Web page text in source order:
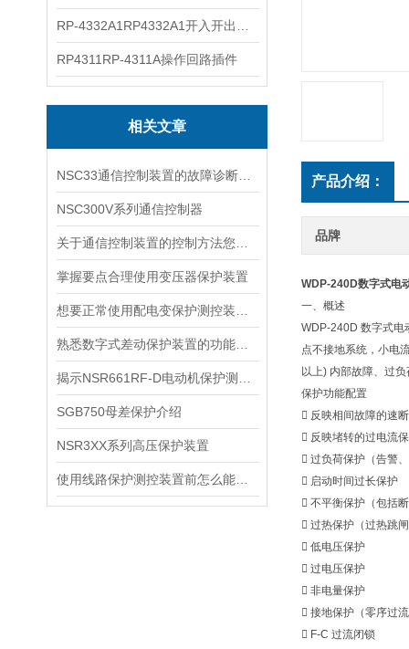
RP4311RP-4311A操作回路插件
相关文章
NSC300V系列通信控制器
掌握要点合理使用变压器保护装置
SGB750母差保护介绍
NSR3XX系列高压保护装置
产品介绍：
品牌
WDP-240D数字式电
一、概述
WDP-240D 数字式电
点不接地系统，小电
以上) 内部故障、过
保护功能配置
 反映相间故障的速
 反映堵转的过电流
 过负荷保护（告警
 启动时间过长保护
 不平衡保护（包括
 过热保护（过热跳
 低电压保护
 过电压保护
 非电量保护
 接地保护（零序过
 F-C 过流闭锁